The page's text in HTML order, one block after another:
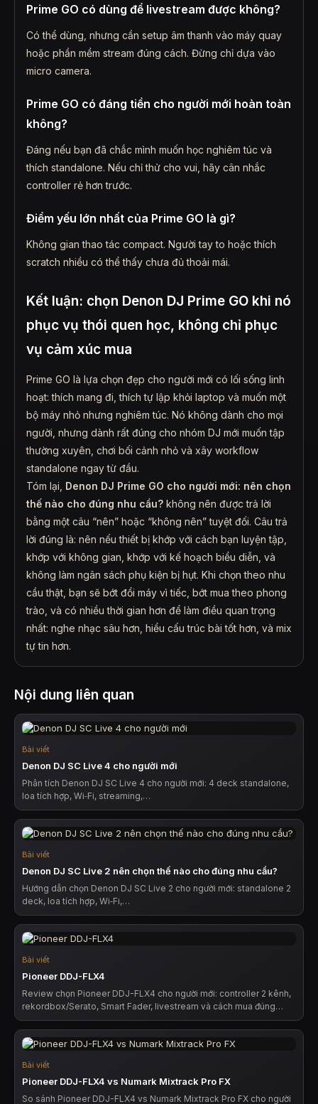
Prime GO có dùng để livestream được không?
Có thể dùng, nhưng cần setup âm thanh vào máy quay
hoặc phần mềm stream đúng cách. Đừng chỉ dựa vào
micro camera.
Prime GO có đáng tiền cho người mới hoàn toàn
không?
Đáng nếu bạn đã chắc mình muốn học nghiêm túc và
thích standalone. Nếu chỉ thử cho vui, hãy cân nhắc
controller rẻ hơn trước.
Điểm yếu lớn nhất của Prime GO là gì?
Không gian thao tác compact. Người tay to hoặc thích
scratch nhiều có thể thấy chưa đủ thoải mái.
Kết luận: chọn Denon DJ Prime GO khi nó
phục vụ thói quen học, không chỉ phục
vụ cảm xúc mua
Prime GO là lựa chọn đẹp cho người mới có lối sống linh
hoạt: thích mang đi, thích tự lập khỏi laptop và muốn một
bộ máy nhỏ nhưng nghiêm túc. Nó không dành cho mọi
người, nhưng dành rất đúng cho nhóm DJ mới muốn tập
thường xuyên, chơi bối cảnh nhỏ và xây workflow
standalone ngay từ đầu.
Tóm lại, Denon DJ Prime GO cho người mới: nên chọn
thế nào cho đúng nhu cầu? không nên được trả lời
bằng một câu “nên” hoặc “không nên” tuyệt đối. Câu trả
lời đúng là: nên nếu thiết bị khớp với cách bạn luyện tập,
khớp với không gian, khớp với kế hoạch biểu diễn, và
không làm ngân sách phụ kiện bị hụt. Khi chọn theo nhu
cầu thật, bạn sẽ bớt đổi máy vì tiếc, bớt mua theo phong
trào, và có nhiều thời gian hơn để làm điều quan trọng
nhất: nghe nhạc sâu hơn, hiểu cấu trúc bài tốt hơn, và mix
tự tin hơn.
Nội dung liên quan
Bài viết
Denon DJ SC Live 4 cho người mới
Phân tích Denon DJ SC Live 4 cho người mới: 4 deck standalone,
loa tích hợp, Wi‑Fi, streaming,…
Bài viết
Denon DJ SC Live 2 nên chọn thế nào cho đúng nhu cầu?
Hướng dẫn chọn Denon DJ SC Live 2 cho người mới: standalone 2
deck, loa tích hợp, Wi‑Fi,…
Bài viết
Pioneer DDJ-FLX4
Review chọn Pioneer DDJ-FLX4 cho người mới: controller 2 kênh,
rekordbox/Serato, Smart Fader, livestream và cách mua đúng…
Bài viết
Pioneer DDJ-FLX4 vs Numark Mixtrack Pro FX
So sánh Pioneer DDJ-FLX4 vs Numark Mixtrack Pro FX cho người